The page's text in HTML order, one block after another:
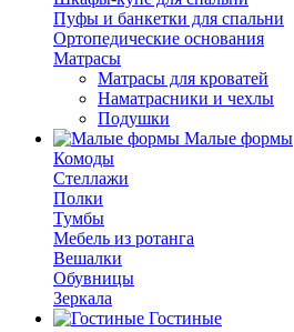
Пуфы и банкетки для спальни
Ортопедические основания
Матрасы
Матрасы для кроватей
Наматрасники и чехлы
Подушки
Малые формы
Комоды
Стеллажи
Полки
Тумбы
Мебель из ротанга
Вешалки
Обувницы
Зеркала
Гостиные